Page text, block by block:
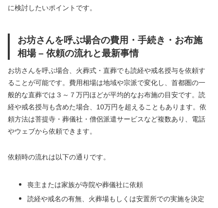
に検討したいポイントです。
お坊さんを呼ぶ場合の費用・手続き・お布施
相場 – 依頼の流れと最新事情
お坊さんを呼ぶ場合、火葬式・直葬でも読経や戒名授与を依頼す
ることが可能です。費用相場は地域や宗派で変化し、首都圏の一
般的な直葬では３～７万円ほどが平均的なお布施の目安です。読
経や戒名授与も含めた場合、10万円を超えることもあります。依
頼方法は菩提寺・葬儀社・僧侶派遣サービスなど複数あり、電話
やウェブから依頼できます。
依頼時の流れは以下の通りです。
喪主または家族が寺院や葬儀社に依頼
読経や戒名の有無、火葬場もしくは安置所での実施を決定